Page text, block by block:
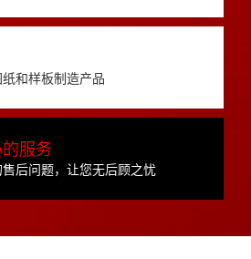
和样板制造产品
服务
后问题，让您无后顾之忧